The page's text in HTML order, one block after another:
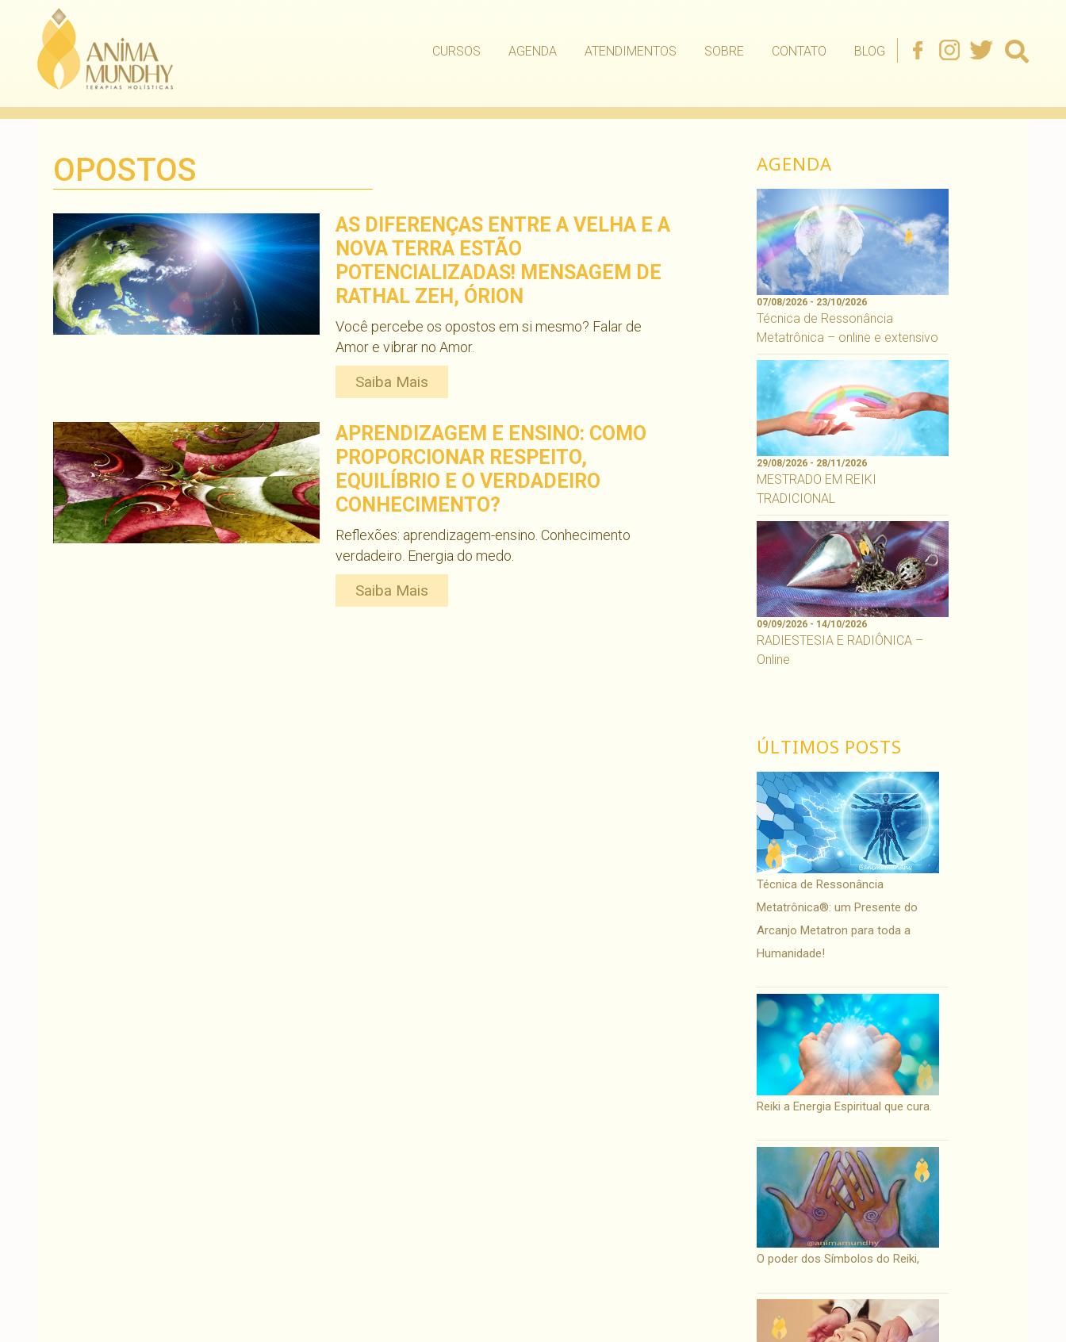
CURSOS AGENDA ATENDIMENTOS SOBRE CONTATO BLOG
OPOSTOS
AS DIFERENÇAS ENTRE A VELHA E A
NOVA TERRA ESTÃO
POTENCIALIZADAS! MENSAGEM DE
RATHAL ZEH, ÓRION
Você percebe os opostos em si mesmo? Falar de
Amor e vibrar no Amor.
Saiba Mais
APRENDIZAGEM E ENSINO: COMO
PROPORCIONAR RESPEITO,
EQUILÍBRIO E O VERDADEIRO
CONHECIMENTO?
Reflexões: aprendizagem-ensino. Conhecimento
verdadeiro. Energia do medo.
Saiba Mais
AGENDA
07/08/2026 - 23/10/2026
Técnica de Ressonância
Metatrônica – online e extensivo
29/08/2026 - 28/11/2026
MESTRADO EM REIKI
TRADICIONAL
09/09/2026 - 14/10/2026
RADIESTESIA E RADIÔNICA –
Online
ÚLTIMOS POSTS
Técnica de Ressonância
Metatrônica®: um Presente do
Arcanjo Metatron para toda a
Humanidade!
Reiki a Energia Espiritual que cura.
O poder dos Símbolos do Reiki,